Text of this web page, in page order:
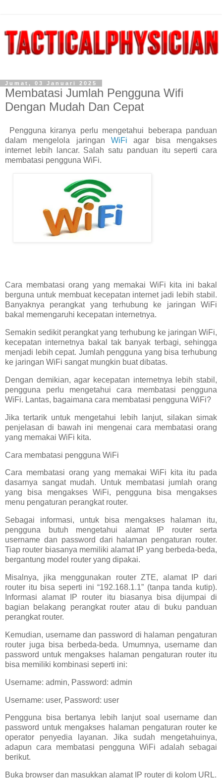
Jumat, 03 Januari 2025
Membatasi Jumlah Pengguna Wifi
Dengan Mudah Dan Cepat
Pengguna kiranya perlu mengetahui beberapa panduan
dalam mengelola jaringan WiFi agar bisa mengakses
internet lebih lancar. Salah satu panduan itu seperti cara
membatasi pengguna WiFi.
Cara membatasi orang yang memakai WiFi kita ini bakal
berguna untuk membuat kecepatan internet jadi lebih stabil.
Banyaknya perangkat yang terhubung ke jaringan WiFi
bakal memengaruhi kecepatan internetnya.
Semakin sedikit perangkat yang terhubung ke jaringan WiFi,
kecepatan internetnya bakal tak banyak terbagi, sehingga
menjadi lebih cepat. Jumlah pengguna yang bisa terhubung
ke jaringan WiFi sangat mungkin buat dibatas.
Dengan demikian, agar kecepatan internetnya lebih stabil,
pengguna perlu mengetahui cara membatasi pengguna
WiFi. Lantas, bagaimana cara membatasi pengguna WiFi?
Jika tertarik untuk mengetahui lebih lanjut, silakan simak
penjelasan di bawah ini mengenai cara membatasi orang
yang memakai WiFi kita.
Cara membatasi pengguna WiFi
Cara membatasi orang yang memakai WiFi kita itu pada
dasarnya sangat mudah. Untuk membatasi jumlah orang
yang bisa mengakses WiFi, pengguna bisa mengakses
menu pengaturan perangkat router.
Sebagai informasi, untuk bisa mengakses halaman itu,
pengguna butuh mengetahui alamat IP router serta
username dan password dari halaman pengaturan router.
Tiap router biasanya memiliki alamat IP yang berbeda-beda,
bergantung model router yang dipakai.
Misalnya, jika menggunakan router ZTE, alamat IP dari
router itu bisa seperti ini “192.168.1.1” (tanpa tanda kutip).
Informasi alamat IP router itu biasanya bisa dijumpai di
bagian belakang perangkat router atau di buku panduan
perangkat router.
Kemudian, username dan password di halaman pengaturan
router juga bisa berbeda-beda. Umumnya, username dan
password untuk mengakses halaman pengaturan router itu
bisa memiliki kombinasi seperti ini:
Username: admin, Password: admin
Username: user, Password: user
Pengguna bisa bertanya lebih lanjut soal username dan
password untuk mengakses halaman pengaturan router ke
operator penyedia layanan. Jika sudah mengetahuinya,
adapun cara membatasi pengguna WiFi adalah sebagai
berikut.
Buka browser dan masukkan alamat IP router di kolom URL.